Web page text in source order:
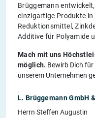
Brüggemann
einzigartige Produkte in
Reduktionsmittel,
Additive für Polyamide
Mach mit uns
möglich. Bewirb Dich
unserem Unternehmen
L. Brüggemann GmbH
Herrn Steffen Augustin